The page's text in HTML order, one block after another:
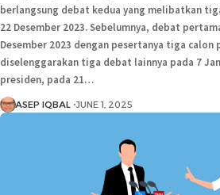
berlangsung debat kedua yang melibatkan
22 Desember 2023. Sebelumnya, debat
Desember 2023 dengan pesertanya tiga calon
diselenggarakan tiga debat lainnya pada 7
presiden, pada 21…
ASEP IQBAL JUNE 1, 2025